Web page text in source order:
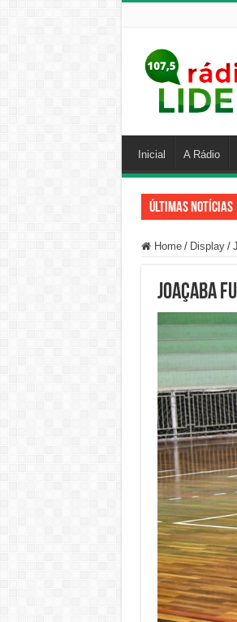
Inicial A Rádio
Últimas Notícias
Home / Display /
Joaçaba